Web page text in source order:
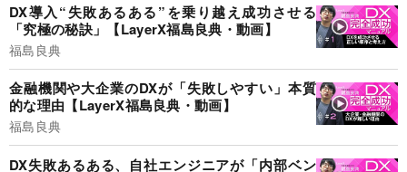
DX導入“失敗あるある”を乗り越え成功させる
「究極の秘訣」【LayerX福島良典・動画】
福島良典
金融機関や大企業のDXが「失敗しやすい」本質
的な理由【LayerX福島良典・動画】
福島良典
DX失敗あるある、自社エンジニアが「内部ベン